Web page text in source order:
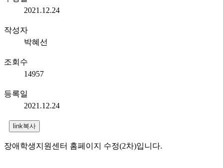
2021.12.24
작성자
박혜선
조회수
14957
등록일
2021.12.24
장애학생지원센터 홈페이지 수정(2차)입니다.